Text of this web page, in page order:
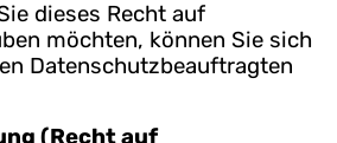
dieses Recht auf
möchten, können Sie sich
Datenschutzbeauftragten
(Recht auf